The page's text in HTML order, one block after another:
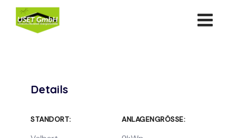
content
Details
STANDORT: ANLAGENGRÖSSE: